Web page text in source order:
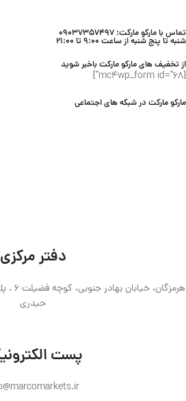
تماس با مارکو مارکت: 09037357497
شنبه تا پنج شنبه از ساعت 9:00 تا 21:00
از تخفیف های مارکو مارکت باخبر شوید
[mc4wp_form id="68"]
مارکو مارکت در شبکه های اجتماعی
دفتر مرکزی
حیدری
پست